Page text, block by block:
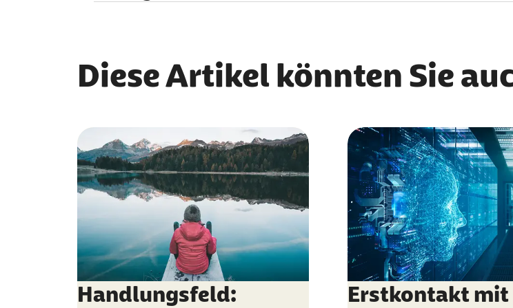
Diese Artikel könnten Sie
Handlungsfeld:
Erstkontakt mit